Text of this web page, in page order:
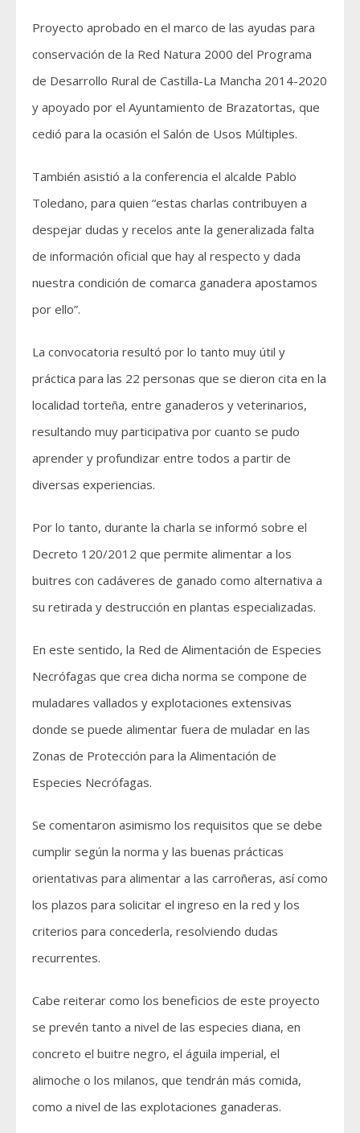
Proyecto aprobado en el marco de las ayudas para
conservación de la Red Natura 2000 del Programa
de Desarrollo Rural de Castilla-La Mancha 2014-2020
y apoyado por el Ayuntamiento de Brazatortas, que
cedió para la ocasión el Salón de Usos Múltiples.
También asistió a la conferencia el alcalde Pablo
Toledano, para quien “estas charlas contribuyen a
despejar dudas y recelos ante la generalizada falta
de información oficial que hay al respecto y dada
nuestra condición de comarca ganadera apostamos
por ello”.
La convocatoria resultó por lo tanto muy útil y
práctica para las 22 personas que se dieron cita en la
localidad torteña, entre ganaderos y veterinarios,
resultando muy participativa por cuanto se pudo
aprender y profundizar entre todos a partir de
diversas experiencias.
Por lo tanto, durante la charla se informó sobre el
Decreto 120/2012 que permite alimentar a los
buitres con cadáveres de ganado como alternativa a
su retirada y destrucción en plantas especializadas.
En este sentido, la Red de Alimentación de Especies
Necrófagas que crea dicha norma se compone de
muladares vallados y explotaciones extensivas
donde se puede alimentar fuera de muladar en las
Zonas de Protección para la Alimentación de
Especies Necrófagas.
Se comentaron asimismo los requisitos que se debe
cumplir según la norma y las buenas prácticas
orientativas para alimentar a las carroñeras, así como
los plazos para solicitar el ingreso en la red y los
criterios para concederla, resolviendo dudas
recurrentes.
Cabe reiterar como los beneficios de este proyecto
se prevén tanto a nivel de las especies diana, en
concreto el buitre negro, el águila imperial, el
alimoche o los milanos, que tendrán más comida,
como a nivel de las explotaciones ganaderas.